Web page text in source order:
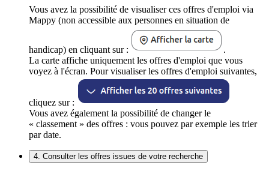
Vous avez la possibilité de visualiser ces offres d'emploi via
Mappy (non accessible aux personnes en situation de
handicap) en cliquant sur :
.
La carte affiche uniquement les offres d'emploi que vous
voyez à l'écran. Pour visualiser les offres d'emploi suivantes,
cliquez sur :
Vous avez également la possibilité de changer le
« classement » des offres : vous pouvez par exemple les trier
par date.
4. Consulter les offres issues de votre recherche